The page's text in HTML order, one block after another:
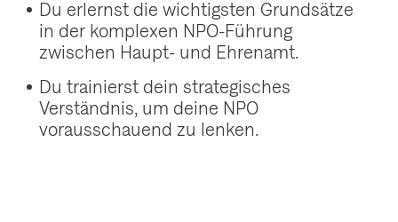
Du erlernst die wichtigsten Grundsätze
in der komplexen NPO-Führung
zwischen Haupt- und Ehrenamt.
Du trainierst dein strategisches
Verständnis, um deine NPO
vorausschauend zu lenken.